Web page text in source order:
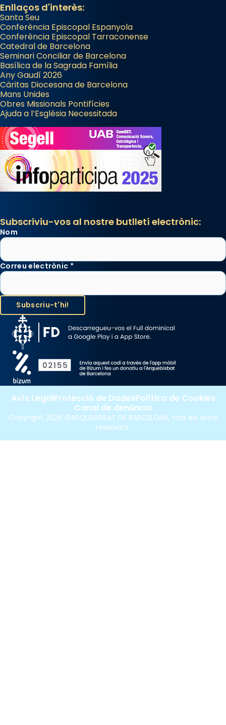
Enllaços d'interès:
Santa Seu
Conferència Episcopal Espanyola
Conferència Episcopal Tarraconense
Catedral de Barcelona
Seminari Conciliar de Barcelona
Basílica de la Sagrada Família
Any Gaudí 2026
Càritas Diocesana de Barcelona
Mans Unides
Obres Missionals Pontifícies
Ajuda a l’Església Necessitada
Subscriviu-vos al nostre butlletí electrònic:
Nom
Correu electrònic *
Copyright 2026 ©ARQUEBISBAT DE BARCELONA, tots els drets
reservats.
Avís LegalProtecció de DadesPolítica de Cookies
Canal de denúncia